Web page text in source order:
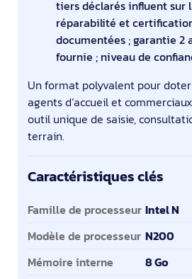
tiers déclarés influent sur
réparabilité et certification
documentées ; garantie 2
fournie ; niveau de
Un format polyvalent pour
agents d’accueil et
outil unique de saisie,
terrain.
Caractéristiques clés
Caractéristiques clés
Famille de processeur Intel N
Modèle de processeur N200
Mémoire interne
8 Go